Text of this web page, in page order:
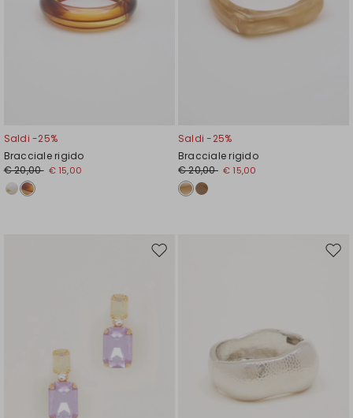
Saldi -25%
Bracciale rigido
€ 20,00 € 15,00
Saldi -25%
Bracciale rigido
€ 20,00 € 15,00
Sposta